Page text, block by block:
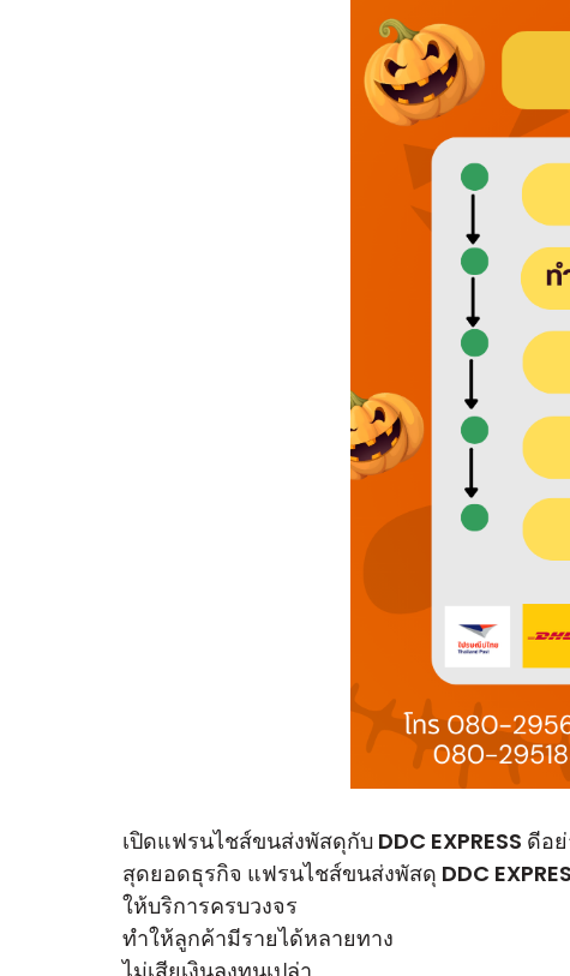
เปิดแฟรนไชส์ขนส่งพัสดุกับ DDC EXPRESS ดีอย่
สุดยอดธุรกิจ แฟรนไชส์ขนส่งพัสดุ DDC
ให้บริการครบวงจร
ทำให้ลูกค้ามีรายได้หลายทาง
ไม่เสียเงินลงทุนเปล่า